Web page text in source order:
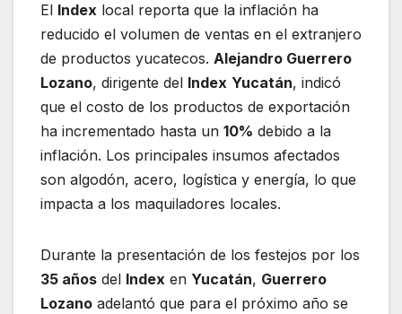
El Index local reporta que la inflación ha
reducido el volumen de ventas en el extranjero
de productos yucatecos. Alejandro Guerrero
Lozano, dirigente del Index Yucatán, indicó
que el costo de los productos de exportación
ha incrementado hasta un 10% debido a la
inflación. Los principales insumos afectados
son algodón, acero, logística y energía, lo que
impacta a los maquiladores locales.
Durante la presentación de los festejos por los
35 años del Index en Yucatán, Guerrero
Lozano adelantó que para el próximo año se